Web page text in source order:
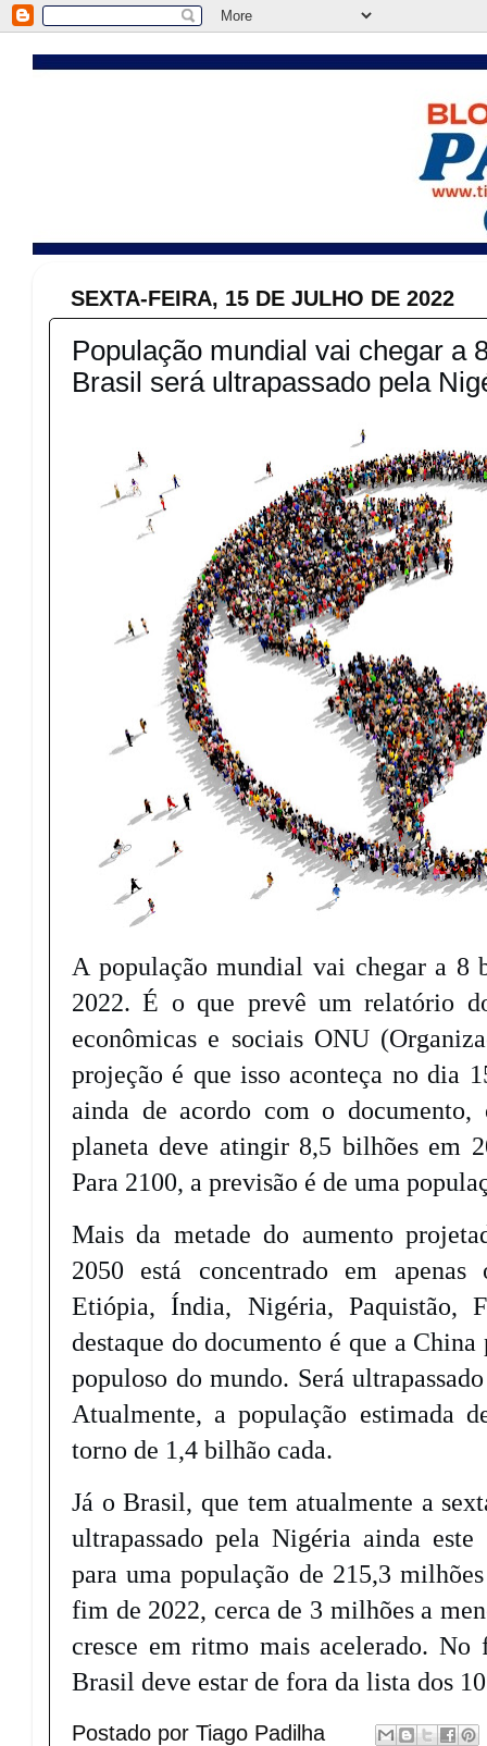
SEXTA-FEIRA, 15 DE JULHO DE 2022
População mundial vai chegar a
Brasil será ultrapassado pela
A população mundial vai chegar a 8
2022. É o que prevê um relatório
econômicas e sociais ONU
projeção é que isso aconteça no dia
ainda de acordo com o
planeta deve atingir 8,5 bilhões em
Para 2100, a previsão é de uma
Mais da metade do aumento
2050 está concentrado em
Etiópia, Índia, Nigéria, Paquistão,
destaque do documento é que a
populoso do mundo. Será
Atualmente, a população estimada
torno de 1,4 bilhão cada.
Já o Brasil, que tem atualmente a
ultrapassado pela Nigéria ainda
para uma população de 215,3
fim de 2022, cerca de 3 milhões a
cresce em ritmo mais acelerado.
Brasil deve estar de fora da lista dos
Postado por Tiago Padilha